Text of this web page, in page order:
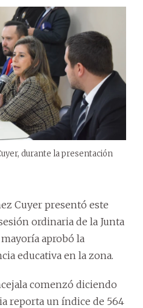
durante la presentación
Cuyer presentó este
ordinaria de la Junta
aprobó la
educativa en la zona.
comenzó diciendo
reporta un índice de 564